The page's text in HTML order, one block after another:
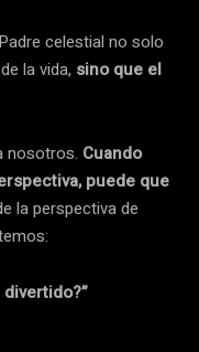
celestial no solo
la vida, sino que el
nosotros. Cuando
puede que
la perspectiva de